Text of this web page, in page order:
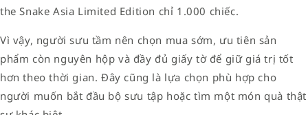
the Snake Asia Limited Edition chỉ 1.000 chiếc.
Vì vậy, người sưu tầm nên chọn mua sớm, ưu tiên sản
phẩm còn nguyên hộp và đầy đủ giấy tờ để giữ giá trị tốt
hơn theo thời gian. Đây cũng là lựa chọn phù hợp cho
người muốn bắt đầu bộ sưu tập hoặc tìm một món quà thật